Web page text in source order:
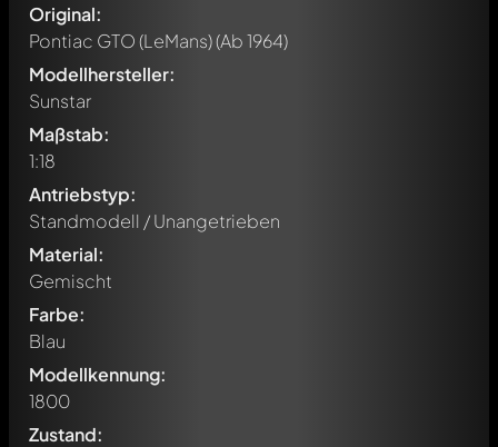
Original:
Pontiac GTO (LeMans)(Ab 1964)
Modellhersteller:
Sunstar
Maßstab:
1:18
Antriebstyp:
Standmodell / Unangetrieben
Material:
Gemischt
Farbe:
Blau
Modellkennung:
1800
Zustand: